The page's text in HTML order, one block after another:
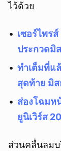
ไว้ด้วย
เซอร์ไพร
ประกวดมิ
ทำเต็มที่แ
สุดท้าย มิส
ส่องโฉมห
ยูนิเวิร์ส
ส่วนคลื่นลม